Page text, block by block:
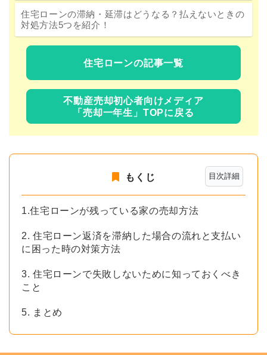
住宅ローンの滞納・延滞はどうなる？払えないときの
対処方法5つを紹介！
住宅ローンの記事一覧
不動産売却初心者向けメディア
「売却一年生」TOPに戻る
目次詳細
もくじ
1.住宅ローンが残っている家の売却方法
2. 住宅ローン返済を滞納した場合の流れと支払い
に困った時の対策方法
3. 住宅ローンで失敗しないために知っておくべき
こと
5. まとめ